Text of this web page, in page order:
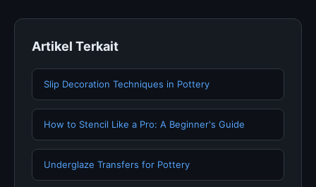
Artikel Terkait
Slip Decoration Techniques in Pottery
How to Stencil Like a Pro: A Beginner's Guide
Underglaze Transfers for Pottery